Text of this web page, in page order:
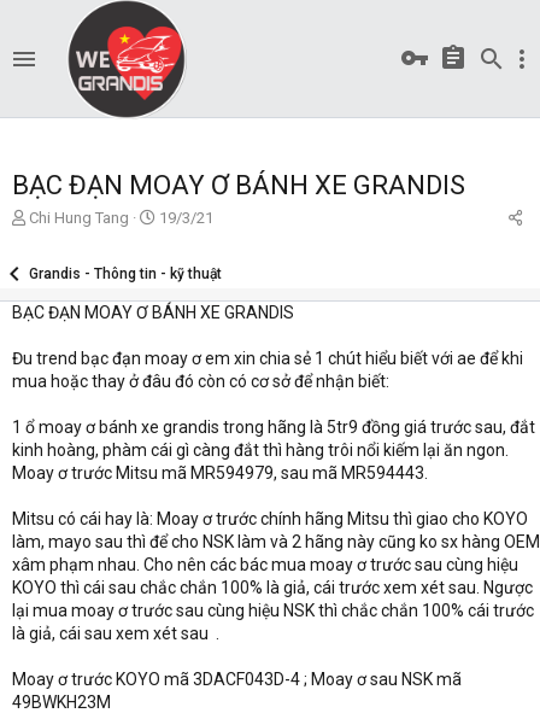
BẠC ĐẠN MOAY Ơ BÁNH XE GRANDIS
T
b
ở
i
Chi Hung Tang
S
t
t
e
19/3/21
Grandis - Thông tin - kỹ thuật
BẠC ĐẠN MOAY Ơ BÁNH XE GRANDIS
Đu trend bạc đạn moay ơ em xin chia sẻ 1 chút hiểu biết với ae để khi
mua hoặc thay ở đâu đó còn có cơ sở để nhận biết:
1 ổ moay ơ bánh xe grandis trong hãng là 5tr9 đồng giá trước sau, đắt
kinh hoàng, phàm cái gì càng đắt thì hàng trôi nổi kiếm lại ăn ngon.
Moay ơ trước Mitsu mã MR594979, sau mã MR594443.
Mitsu có cái hay là: Moay ơ trước chính hãng Mitsu thì giao cho KOYO
làm, mayo sau thì để cho NSK làm và 2 hãng này cũng ko sx hàng OEM
xâm phạm nhau. Cho nên các bác mua moay ơ trước sau cùng hiệu
KOYO thì cái sau chắc chắn 100% là giả, cái trước xem xét sau. Ngược
lại mua moay ơ trước sau cùng hiệu NSK thì chắc chắn 100% cái trước
là giả, cái sau xem xét sau
Moay ơ trước KOYO mã 3DACF043D-4 ; Moay ơ sau NSK mã
49BWKH23M